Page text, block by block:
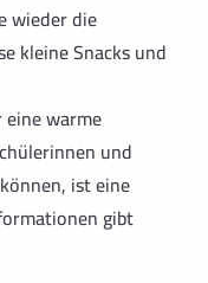
wieder die
kleine Snacks und
warme
und
ist eine
gibt